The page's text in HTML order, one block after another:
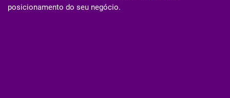
posicionamento do seu negócio.